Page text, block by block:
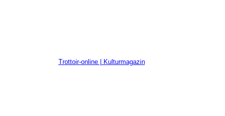
Trottoir-online | Kulturmagazin